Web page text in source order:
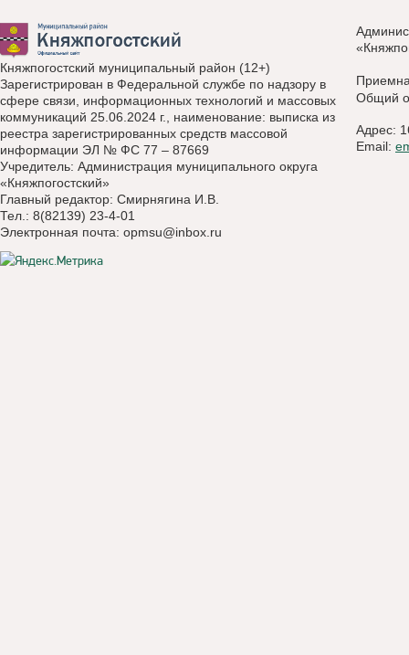
Княжпогостский муниципальный район (12+)
Зарегистрирован в Федеральной службе по надзору в
сфере связи, информационных технологий и массовых
коммуникаций 25.06.2024 г., наименование: выписка из
реестра зарегистрированных средств массовой
информации ЭЛ № ФС 77 – 87669
Учредитель: Администрация муниципального округа
«Княжпогостский»
Главный редактор: Смирнягина И.В.
Тел.: 8(82139) 23-4-01
Электронная почта: opmsu@inbox.ru
Общий
Адрес:
Email: